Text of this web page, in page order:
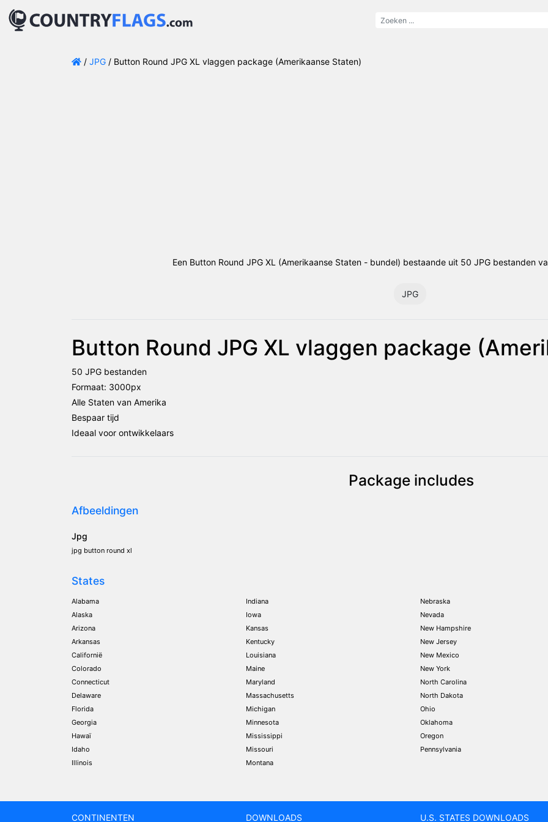
/ JPG / Button Round JPG XL vlaggen package (Amerikaanse Staten)
Een Button Round JPG XL (Amerikaanse Staten - bundel) bestaande uit 50 JPG bestanden
JPG
Button Round JPG XL vlaggen package
50 JPG bestanden
Formaat: 3000px
Alle Staten van Amerika
Bespaar tijd
Ideaal voor ontwikkelaars
Package includes
Afbeeldingen
Jpg
jpg button round xl
States
Alabama
Alaska
Arizona
Arkansas
Californië
Colorado
Connecticut
Delaware
Florida
Georgia
Hawaï
Idaho
Illinois
Indiana
Iowa
Kansas
Kentucky
Louisiana
Maine
Maryland
Massachusetts
Michigan
Minnesota
Mississippi
Missouri
Montana
Nebraska
Nevada
New Hampshire
New Jersey
New Mexico
New York
North Carolina
North Dakota
Ohio
Oklahoma
Oregon
Pennsylvania
CONTINENTEN DOWNLOADS U.S. STATES DOWNLOADS